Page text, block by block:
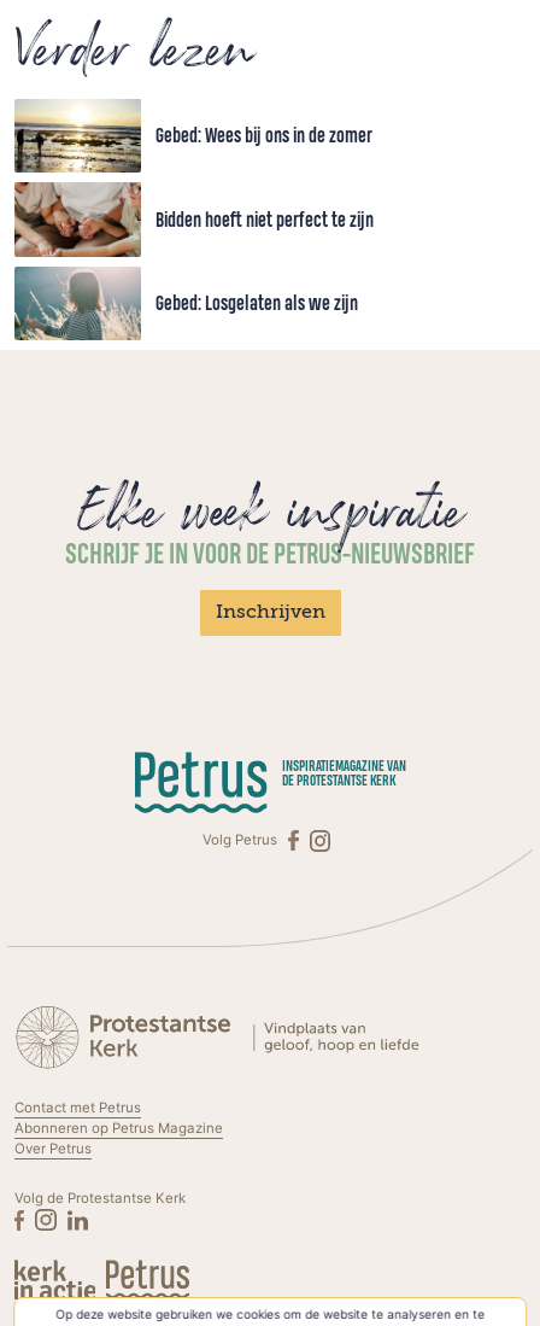
Op deze website gebruiken we cookies om de website te analyseren en te
Verder lezen
Gebed: Wees bij ons in de zomer
Bidden hoeft niet perfect te zijn
Gebed: Losgelaten als we zijn
Elke week inspiratie
SCHRIJF JE IN VOOR DE PETRUS-NIEUWSBRIEF
Inschrijven
INSPIRATIEMAGAZINE VAN
DE PROTESTANTSE KERK
Volg Petrus
Contact met Petrus
Abonneren op Petrus Magazine
Over Petrus
Volg de Protestantse Kerk